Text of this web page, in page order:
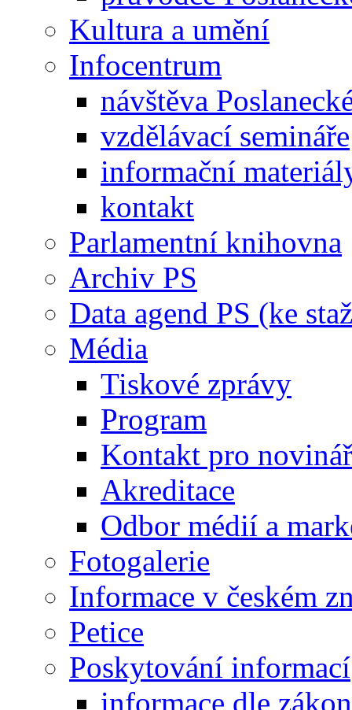
Kultura a umění
Infocentrum
návštěva
vzdělávací semináře
informační
kontakt
Parlamentní knihovna
Archiv PS
Data agend PS (ke
Média
Tiskové zprávy
Program
Kontakt pro
Akreditace
Odbor médií a
Fotogalerie
Informace v českém
Petice
Poskytování informací
informace dle